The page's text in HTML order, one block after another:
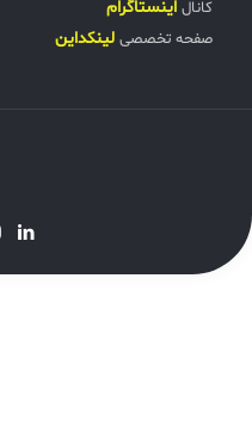
کانال اینستاگرام
صفحه تخصصی لینکداین